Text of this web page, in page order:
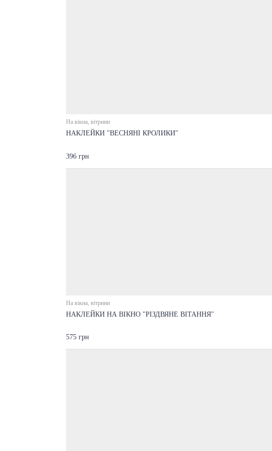
На вікна, вітрини
НАКЛЕЙКИ "ВЕСНЯНІ КРОЛИКИ"
396 грн
На вікна, вітрини
НАКЛЕЙКИ НА ВІКНО "РІЗДВЯНЕ ВІТАННЯ"
575 грн